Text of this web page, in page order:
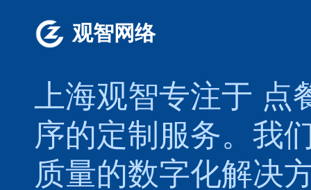
观智网络
上海观智专注于 点
序的定制服务。我
质量的数字化解决